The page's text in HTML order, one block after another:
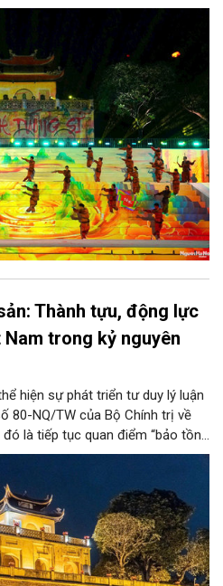
tổ chức, Festival đánh dấu
tế, góp phần tôn vinh truyền
bá hình ảnh Hà Nội và thúc đẩy
bè thế giới.
Thành tựu, động lực
trong kỷ nguyên
hiện sự phát triển tư duy lý luận
80-NQ/TW của Bộ Chính trị về
là tiếp tục quan điểm “bảo tồn
gắn kết với phát triển kinh tế -
lên một tầm cao mới: “phát